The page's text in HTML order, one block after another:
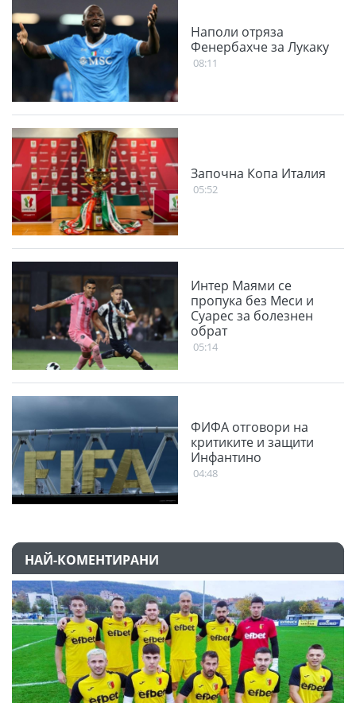
Наполи отряза
Фенербахче за Лукаку
08:11
Започна Копа Италия
05:52
Интер Маями се
пропука без Меси и
Суарес за болезнен
обрат
05:14
ФИФА отговори на
критиките и защити
Инфантино
04:48
НАЙ-КОМЕНТИРАНИ